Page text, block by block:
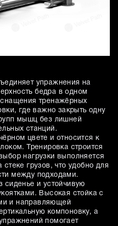
упражнения на
бедра в одном
тренажёрных
где важно закрыть одну
мышц без лишней
станций.
цвете и относится к
Тренировка строится
нагрузки выполняется
грузов, что удобно для
между подходами.
сиденье и устойчивую
Высокая стойка с
и направляющей
компоновку, а
помогает